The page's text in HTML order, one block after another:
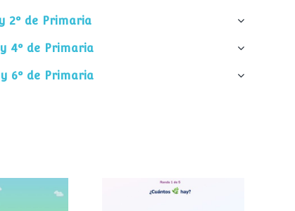
2º de Primaria
y 4º de Primaria
y 6º de Primaria